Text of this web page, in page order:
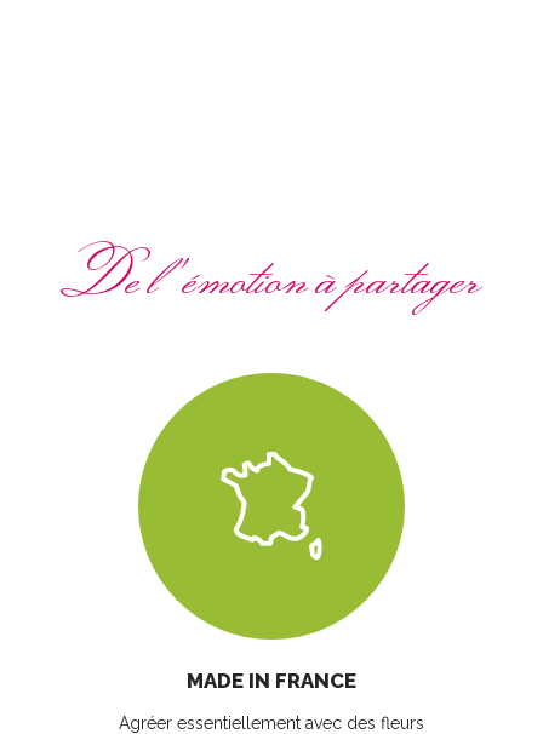
De l'émotion à partager
MADE IN FRANCE
Agréer essentiellement avec des fleurs